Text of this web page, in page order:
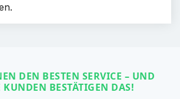
DEN BESTEN SERVICE – UND
KUNDEN BESTÄTIGEN DAS!